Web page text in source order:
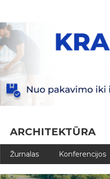
ARCHITEKTŪRA
Žurnalas Konferencijos